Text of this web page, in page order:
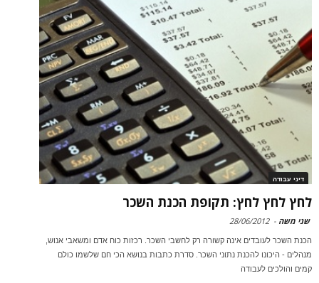
דיני עבודה
לחץ לחץ לחץ: תקופת הכנת השכר
שני משה -
28/06/2012
הכנת השכר לעובדים אינה קשורה רק לחשבי השכר. רכזות כוח אדם ומשאבי אנוש,
מנהלים - היכונו להכנת נתוני השכר. סדרת כתבות בנושא הכי חם שלשמו כולם
קמים והולכים לעבודה